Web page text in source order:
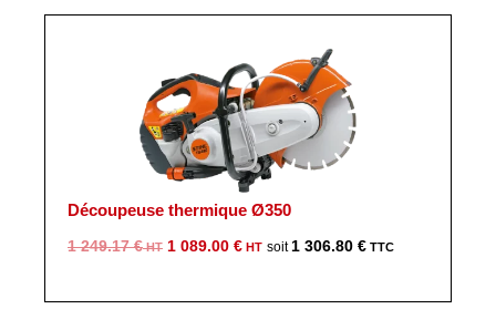
était :
190.83 €.
est :
039.00 €.
Découpeuse thermique Ø350
1 249.17€
Le
initial
1 089.00 €
Le
actuel
1 306.80 €